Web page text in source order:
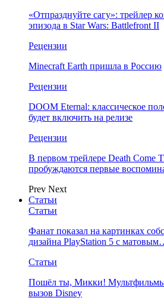
«Отпразднуйте сагу»: трейлер
эпизода в Star Wars: Battlefront II
Рецензии
Minecraft Earth пришла в Россию
Рецензии
DOOM Eternal: классическое
будет включить на релизе
Рецензии
В первом трейлере Death Come
пробуждаются первые
Prev Next
Статьи
Статьи
Фанат показал на картинках
дизайна PlayStation 5 с
Статьи
Пошёл ты, Микки!
вызов Disney